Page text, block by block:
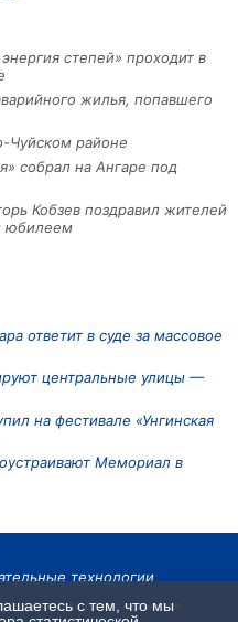
степей» проходит в
жилья, попавшего
Чуйском районе
собрал на Ангаре под
Кобзев поздравил жителей
юбилеем
ответит в суде за массовое
центральные улицы —
на фестивале «Унгинская
Мемориал в
технологии
Все права охраняются
с тем, что мы